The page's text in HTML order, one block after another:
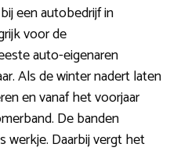
een autobedrijf in
voor de
auto-eigenaren
Als de winter nadert laten
en vanaf het voorjaar
De banden
werkje. Daarbij vergt het